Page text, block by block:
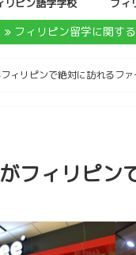
リピン語学学校 フィ
フィリピン留学に関す
ィリピンで絶対に訪れるフ
フィリピン